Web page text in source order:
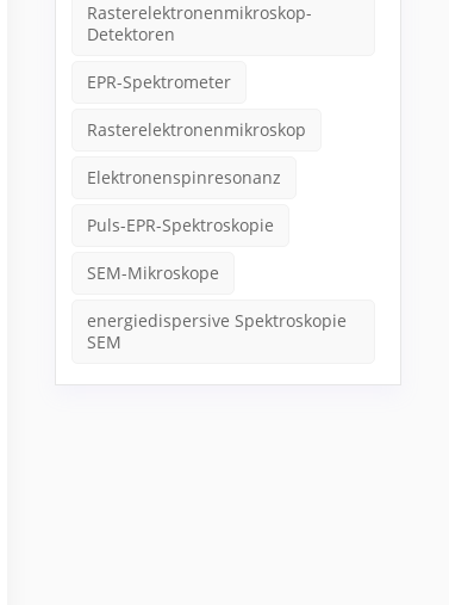
Rasterelektronenmikroskop-
Detektoren
EPR-Spektrometer
Rasterelektronenmikroskop
Elektronenspinresonanz
Puls-EPR-Spektroskopie
SEM-Mikroskope
energiedispersive Spektroskopie
SEM